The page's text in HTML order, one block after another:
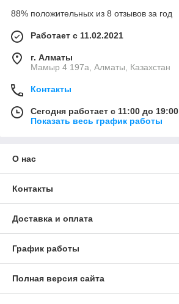
88% положительных из 8 отзывов за год
Работает с 11.02.2021
г. Алматы
Мамыр 4 197а, Алматы, Казахстан
Контакты
Сегодня работает с 11:00 до 19:00
Показать весь график работы
О нас
Контакты
Доставка и оплата
График работы
Полная версия сайта